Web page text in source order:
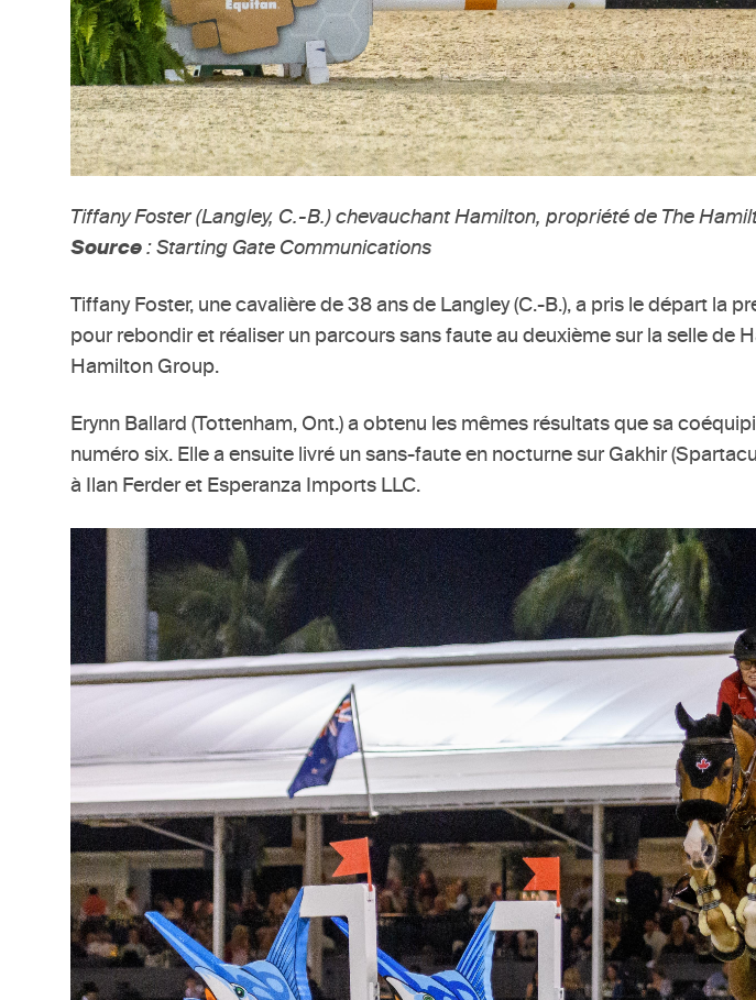
Tiffany Foster (Langley, C.-B.) chevauchant Hamilton, propriété de The
Source : Starting Gate Communications
Tiffany Foster, une cavalière de 38 ans de Langley (C.-B.), a pris le départ la
pour rebondir et réaliser un parcours sans faute au deuxième sur la selle de
Hamilton Group.
Erynn Ballard (Tottenham, Ont.) a obtenu les mêmes résultats que sa
numéro six. Elle a ensuite livré un sans-faute en nocturne sur Gakhir
à Ilan Ferder et Esperanza Imports LLC.